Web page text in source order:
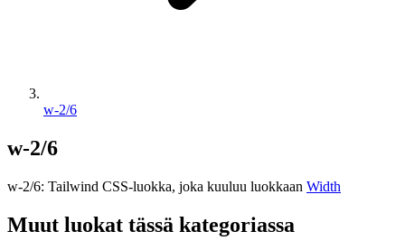
w-2/6
w-2/6
w-2/6: Tailwind CSS-luokka, joka kuuluu luokkaan Width
Muut luokat tässä kategoriassa